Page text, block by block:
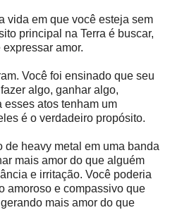
vida em que você esteja sem
principal na Terra é buscar,
amor.
Você foi ensinado que seu
algo, ganhar algo,
esses atos tenham um
é o verdadeiro propósito.
de heavy metal em uma banda
mais amor do que alguém
e irritação. Você poderia
amoroso e compassivo que
mais amor do que